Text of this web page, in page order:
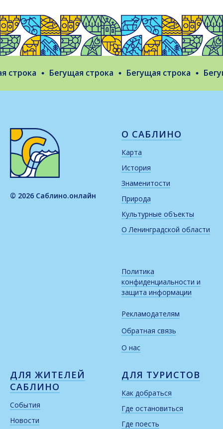
Бегущая строка Бегущая строка
© 2026 Саблино.онлайн
О САБЛИНО
Карта
История
Знаменитости
Природа
Культурные объекты
О Ленинградской области
Политика
конфиденциальности и
защита информации
Рекламодателям
Обратная связь
О нас
ДЛЯ ЖИТЕЛЕЙ
САБЛИНО
События
Новости
ДЛЯ ТУРИСТОВ
Как добраться
Где остановиться
Где поесть